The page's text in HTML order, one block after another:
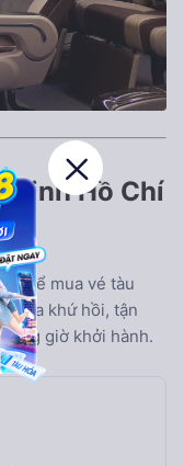
Vinh Hồ Chí
để mua vé tàu
mua khứ hồi, tận
giờ khởi hành.